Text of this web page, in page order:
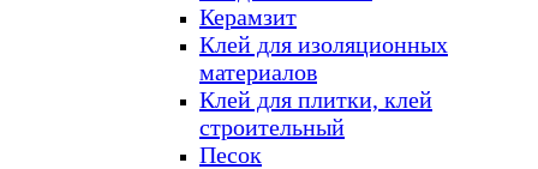
Керамзит
Клей для изоляционных
материалов
Клей для плитки, клей
строительный
Песок